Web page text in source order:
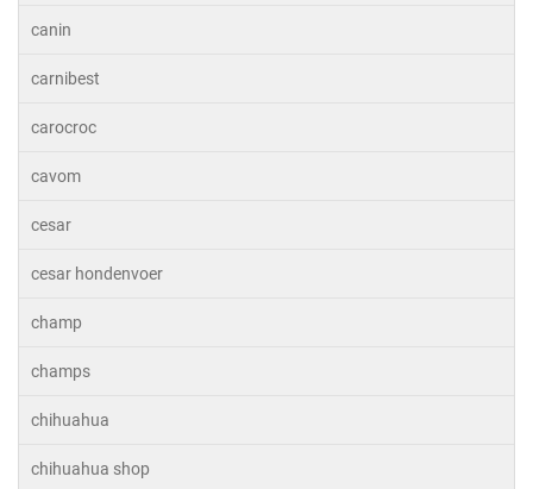
canin
carnibest
carocroc
cavom
cesar
cesar hondenvoer
champ
champs
chihuahua
chihuahua shop